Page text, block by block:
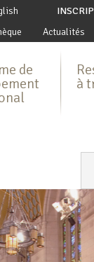
Actualités
de
à